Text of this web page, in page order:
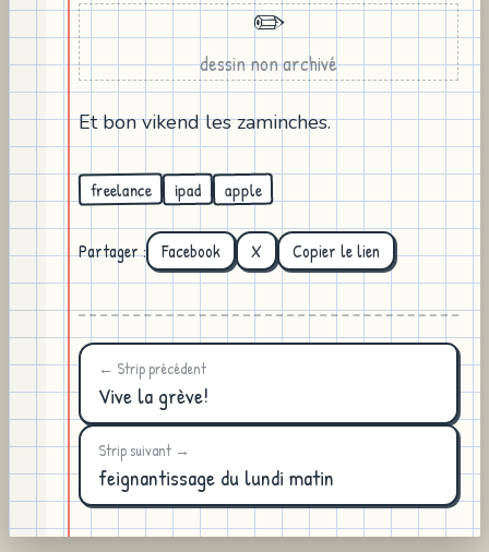
✏️
dessin non archivé
Et bon vikend les zaminches.
freelance ipad apple
Partager : Facebook X Copier le lien
← Strip précédent
Vive la grève!
Strip suivant →
feignantissage du lundi matin